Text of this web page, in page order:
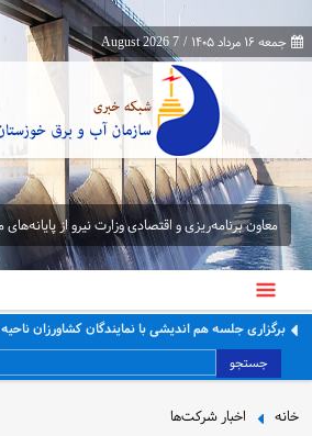
جمعه ۱۶ مرداد ۱۴۰۵ /
7 August 2026
معاون برنامه‌ریزی و اقتصادی وزارت نیرو از پایانه‌های
برگزاری جلسه هم اندیشی با نمایندگان کشاورزان ناحیه
جستجو
خانه اخبار شرکت‌ها